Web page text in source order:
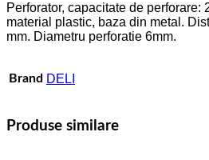
Perforator, capacitate de perforare:
material plastic, baza din metal.
mm. Diametru perforatie 6mm.
Brand DELI
Produse similare